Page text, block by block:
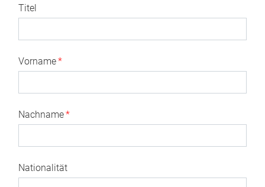
Titel
Vorname*
Nachname*
Nationalität